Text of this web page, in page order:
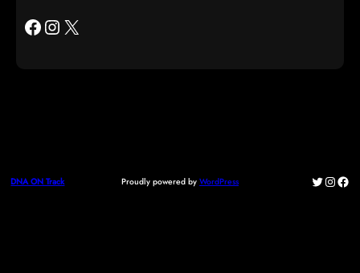
Facebook Instagram X
DNA ON Track Proudly powered by WordPress Twitter